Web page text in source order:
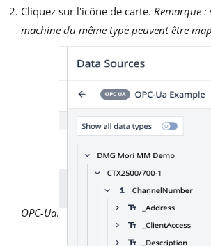
Cliquez sur l'icône de carte. Remarque
machine du même type peuvent être
OPC-Ua.